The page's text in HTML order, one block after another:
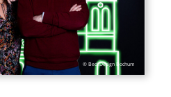
© BeckDesign Bochum